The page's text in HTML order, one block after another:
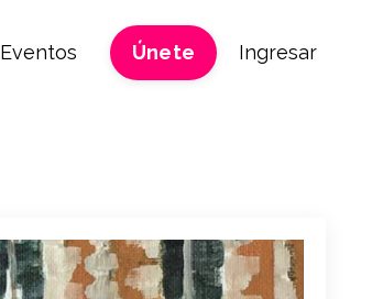
Eventos Únete Ingresar